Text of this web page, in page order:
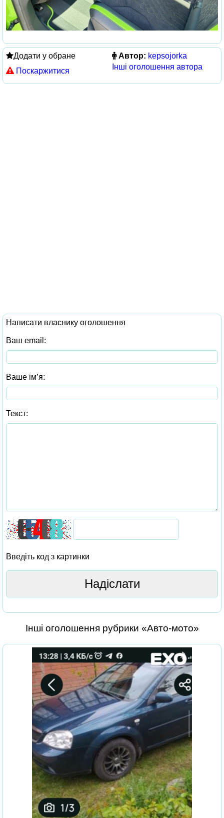
Додати у обране
Поскаржитися
Автор: kepsojorka
Інші оголошення автора
Написати власнику оголошення
Ваш email:
Ваше ім’я:
Текст:
Введіть код з картинки
Інші оголошення рубрики «Авто-мото»